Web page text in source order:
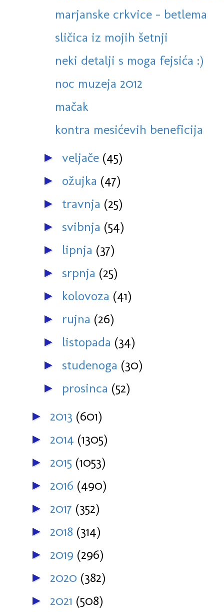
marjanske crkvice - betlema
sličica iz mojih šetnji
neki detalji s moga fejsića :)
noc muzeja 2012
mačak
kontra mesićevih beneficija
► veljače (45)
► ožujka (47)
► travnja (25)
► svibnja (54)
► lipnja (37)
► srpnja (25)
► kolovoza (41)
► rujna (26)
► listopada (34)
► studenoga (30)
► prosinca (52)
► 2013 (601)
► 2014 (1305)
► 2015 (1053)
► 2016 (490)
► 2017 (352)
► 2018 (314)
► 2019 (296)
► 2020 (382)
► 2021 (508)